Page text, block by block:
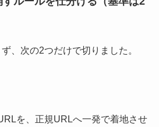
、次の2つだけで切りました。
を、正規URLへ一発で着地させ